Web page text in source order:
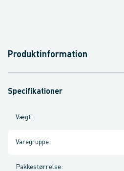
Produktinformation
Specifikationer
Vægt:
Varegruppe:
Pakkestørrelse: